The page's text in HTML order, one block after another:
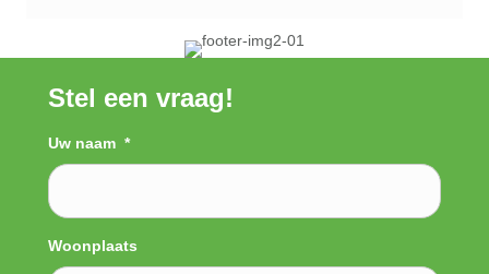
Stel een vraag!
Uw naam *
Woonplaats